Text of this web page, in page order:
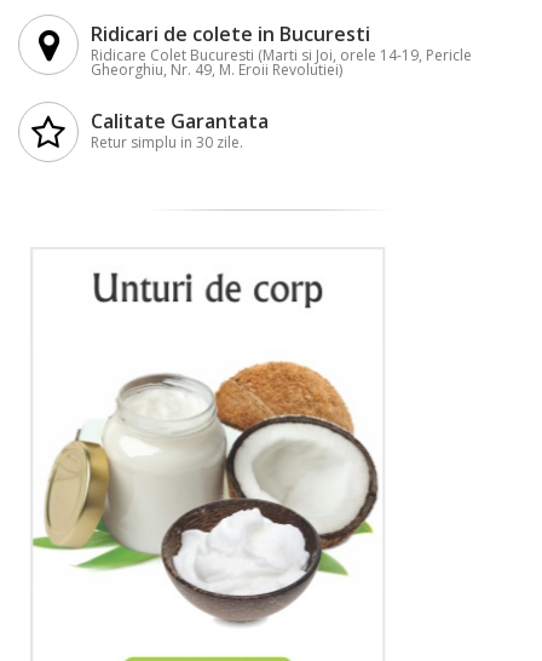
Ridicari de colete in Bucuresti
Ridicare Colet Bucuresti (Marti si Joi, orele 14-19, Pericle
Gheorghiu, Nr. 49, M. Eroii Revolutiei)
Calitate Garantata
Retur simplu in 30 zile.